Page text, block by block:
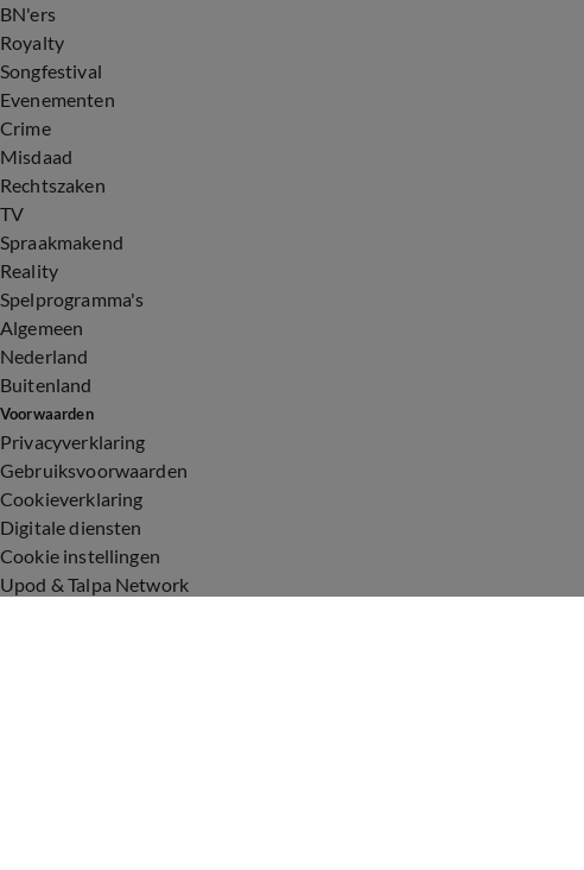
BN'ers
Royalty
Songfestival
Evenementen
Crime
Misdaad
Rechtszaken
TV
Spraakmakend
Reality
Spelprogramma's
Algemeen
Nederland
Buitenland
Voorwaarden
Privacyverklaring
Gebruiksvoorwaarden
Cookieverklaring
Digitale diensten
Cookie instellingen
Upod & Talpa Network